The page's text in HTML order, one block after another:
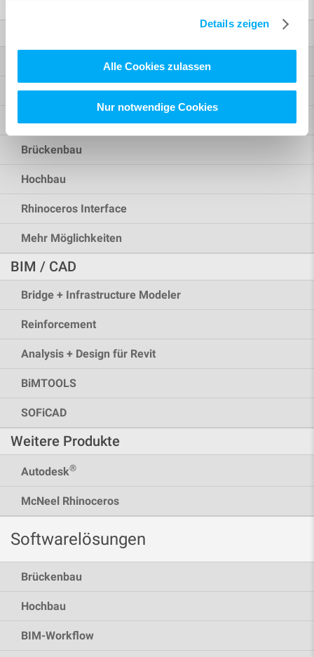
Details zeigen
Alle Cookies zulassen
Nur notwendige Cookies
Highlights SOFiSTiK 2027
Highlights SOFiSTiK 2026
Brückenbau
Hochbau
Rhinoceros Interface
Mehr Möglichkeiten
BIM / CAD
Bridge + Infrastructure Modeler
Reinforcement
Analysis + Design für Revit
BiMTOOLS
SOFiCAD
Weitere Produkte
Autodesk®
McNeel Rhinoceros
Softwarelösungen
Brückenbau
Hochbau
BIM-Workflow